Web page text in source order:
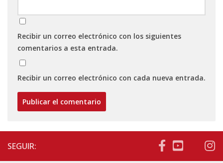
Recibir un correo electrónico con los siguientes
comentarios a esta entrada.
Recibir un correo electrónico con cada nueva entrada.
SEGUIR: